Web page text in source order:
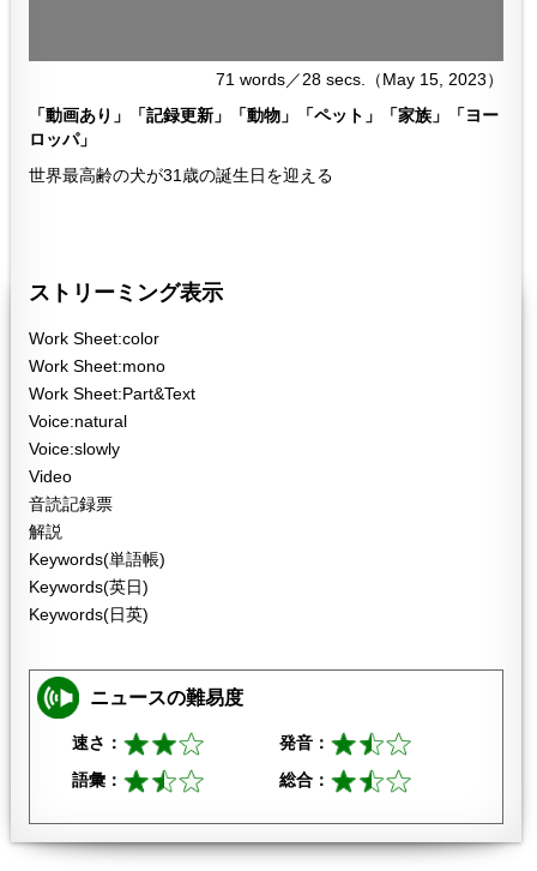
71 words／28 secs.（May 15, 2023）
「動画あり」「記録更新」「動物」「ペット」「家族」「ヨー
ロッパ」
世界最高齢の犬が31歳の誕生日を迎える
ストリーミング表示
Work Sheet:color
Work Sheet:mono
Work Sheet:Part&Text
Voice:natural
Voice:slowly
Video
音読記録票
解説
Keywords(単語帳)
Keywords(英日)
Keywords(日英)
ニュースの難易度
速さ：
発音：
語彙：
総合：